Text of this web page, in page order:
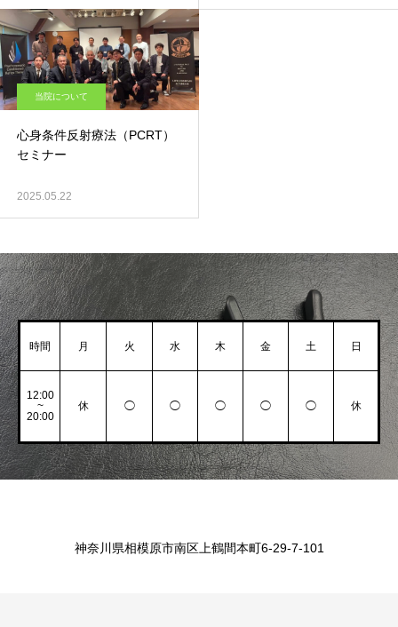
当院について
心身条件反射療法（PCRT）
セミナー
2025.05.22
時間 月 火 水 木 金 土 日
12:00
~
20:00
休 ◯ ◯ ◯ ◯ ◯ 休
神奈川県相模原市南区上鶴間本町6-29-7-101